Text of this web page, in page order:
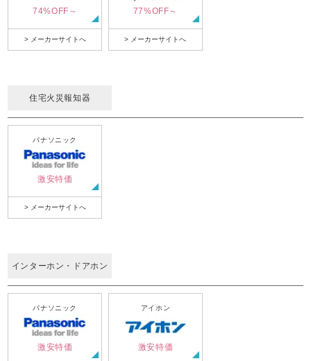
74%OFF～
> メーカーサイトへ
77%OFF～
> メーカーサイトへ
住宅火災報知器
パナソニック
激安特価
> メーカーサイトへ
インターホン・ドアホン
パナソニック
激安特価
アイホン
激安特価